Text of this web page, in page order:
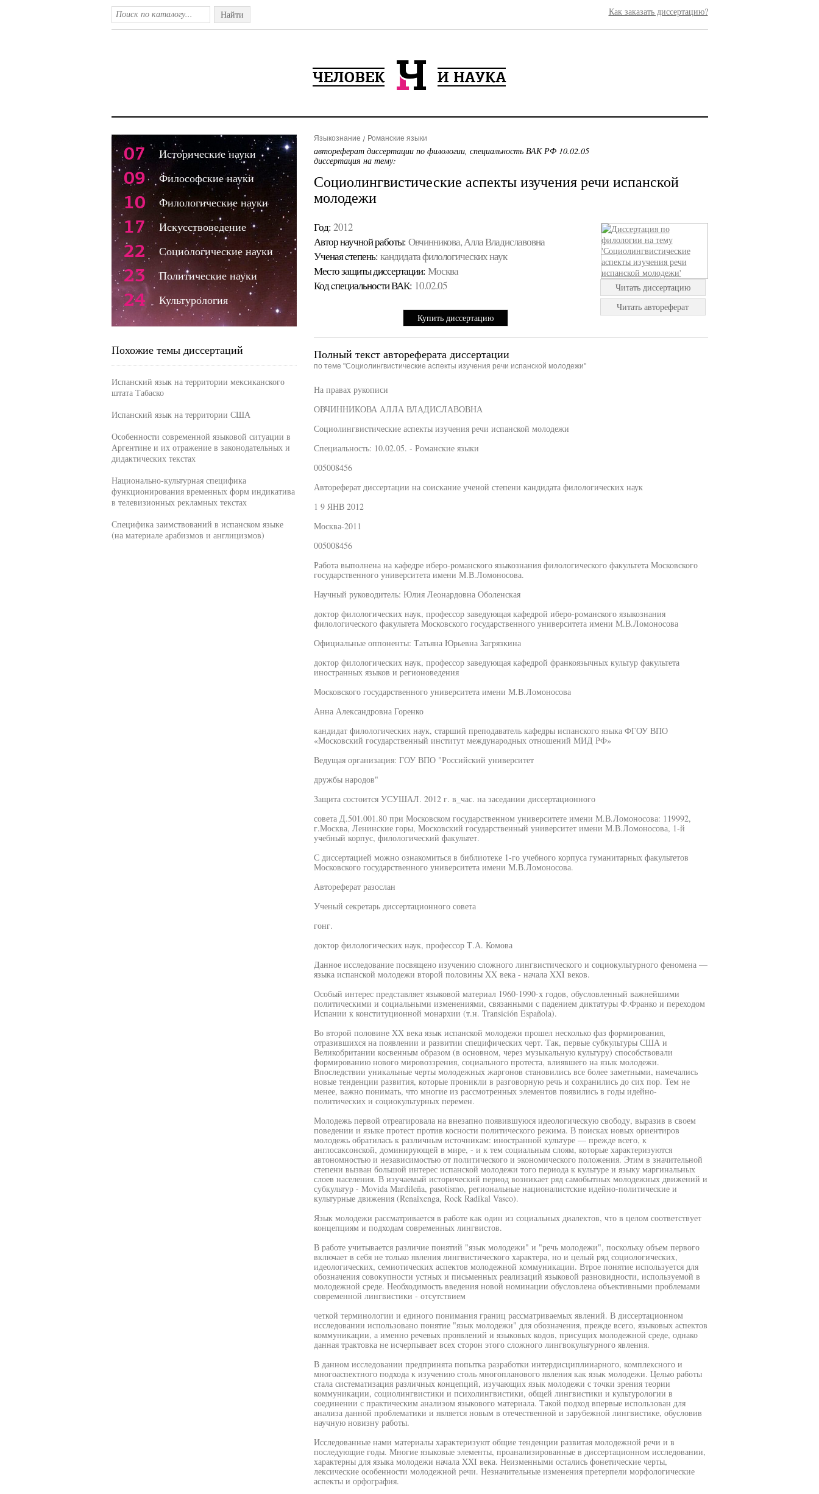
Найти Как заказать диссертацию?
Языкознание Романские языки
автореферат диссертации по филологии, специальность ВАК РФ 10.02.05
диссертация на тему:
Социолингвистические аспекты изучения речи испанской
молодежи
Год: 2012
Автор научной работы: Овчинникова, Алла Владиславовна
Ученая cтепень: кандидата филологических наук
Место защиты диссертации: Москва
Код cпециальности ВАК: 10.02.05
Купить диссертацию
Читать диссертацию
Читать автореферат
Полный текст автореферата диссертации
по теме "Социолингвистические аспекты изучения речи испанской молодежи"
На правах рукописи
ОВЧИННИКОВА АЛЛА ВЛАДИСЛАВОВНА
Социолингвистические аспекты изучения речи испанской молодежи
Специальность: 10.02.05. - Романские языки
005008456
Автореферат диссертации на соискание ученой степени кандидата филологических наук
1 9 ЯНВ 2012
Москва-2011
005008456
Работа выполнена на кафедре иберо-романского языкознания филологического факультета Московского
государственного университета имени М.В.Ломоносова.
Научный руководитель: Юлия Леонардовна Оболенская
доктор филологических наук, профессор заведующая кафедрой иберо-романского языкознания
филологического факультета Московского государственного университета имени М.В.Ломоносова
Официальные оппоненты: Татьяна Юрьевна Загрязкина
доктор филологических наук, профессор заведующая кафедрой франкоязычных культур факультета
иностранных языков и регионоведения
Московского государственного университета имени М.В.Ломоносова
Анна Александровна Горенко
кандидат филологических наук, старший преподаватель кафедры испанского языка ФГОУ ВПО
«Московский государственный институт международных отношений МИД РФ»
Ведущая организация: ГОУ ВПО "Российский университет
дружбы народов"
Защита состоится УСУШАЛ. 2012 г. в_час. на заседании диссертационного
совета Д.501.001.80 при Московском государственном университете имени М.В.Ломоносова: 119992,
г.Москва, Ленинские горы, Московский государственный университет имени М.В.Ломоносова, 1-й
учебный корпус, филологический факультет.
С диссертацией можно ознакомиться в библиотеке 1-го учебного корпуса гуманитарных факультетов
Московского государственного университета имени М.В.Ломоносова.
Автореферат разослан
Ученый секретарь диссертационного совета
гонг.
доктор филологических наук, профессор Т.А. Комова
Данное исследование посвящено изучению сложного лингвистического и социокультурного феномена —
языка испанской молодежи второй половины XX века - начала XXI веков.
Особый интерес представляет языковой материал 1960-1990-х годов, обусловленный важнейшими
политическими и социальными изменениями, связанными с падением диктатуры Ф.Франко и переходом
Испании к конституционной монархии (т.н. Transición Española).
Во второй половине XX века язык испанской молодежи прошел несколько фаз формирования,
отразившихся на появлении и развитии специфических черт. Так, первые субкультуры США и
Великобритании косвенным образом (в основном, через музыкальную культуру) способствовали
формированию нового мировоззрения, социального протеста, влиявшего на язык молодежи.
Впоследствии уникальные черты молодежных жаргонов становились все более заметными, намечались
новые тенденции развития, которые проникли в разговорную речь и сохранились до сих пор. Тем не
менее, важно понимать, что многие из рассмотренных элементов появились в годы идейно-
политических и социокультурных перемен.
Молодежь первой отреагировала на внезапно появившуюся идеологическую свободу, выразив в своем
поведении и языке протест против косности политического режима. В поисках новых ориентиров
молодежь обратилась к различным источникам: иностранной культуре — прежде всего, к
англосаксонской, доминирующей в мире, - и к тем социальным слоям, которые характеризуются
автономностью и независимостью от политического и экономического положения. Этим в значительной
степени вызван большой интерес испанской молодежи того периода к культуре и языку маргинальных
слоев населения. В изучаемый исторический период возникает ряд самобытных молодежных движений и
субкультур - Movida Mardileña, pasotismo, региональные националистские идейно-политические и
культурные движения (Renaixenga, Rock Radikal Vasco).
Язык молодежи рассматривается в работе как один из социальных диалектов, что в целом соответствует
концепциям и подходам современных лингвистов.
В работе учитывается различие понятий "язык молодежи" и "речь молодежи", поскольку объем первого
включает в себя не только явления лингвистического характера, но и целый ряд социологических,
идеологических, семиотических аспектов молодежной коммуникации. Втрое понятие используется для
обозначения совокупности устных и письменных реализаций языковой разновидности, используемой в
молодежной среде. Необходимость введения новой номинации обусловлена объективными проблемами
современной лингвистики - отсутствием
четкой терминологии и единого понимания границ рассматриваемых явлений. В диссертационном
исследовании использовано понятие "язык молодежи" для обозначения, прежде всего, языковых аспектов
коммуникации, а именно речевых проявлений и языковых кодов, присущих молодежной среде, однако
данная трактовка не исчерпывает всех сторон этого сложного лингвокультурного явления.
В данном исследовании предпринята попытка разработки интердисциплииарного, комплексного и
многоаспектного подхода к изучению столь многопланового явления как язык молодежи. Целью работы
стала систематизация различных концепций, изучающих язык молодежи с точки зрения теории
коммуникации, социолингвистики и психолингвистики, общей лингвистики и культурологии в
соединении с практическим анализом языкового материала. Такой подход впервые использован для
анализа данной проблематики и является новым в отечественной и зарубежной лингвистике, обусловив
научную новизну работы.
Исследованные нами материалы характеризуют общие тенденции развитая молодежной речи и в
последующие годы. Многие языковые элементы, проанализированные в диссертационном исследовании,
характерны для языка молодежи начала XXI века. Неизменными остались фонетические черты,
лексические особенности молодежной речи. Незначительные изменения претерпели морфологические
аспекты и орфография.
07 Исторические науки
09 Философские науки
10 Филологические науки
17 Искусствоведение
22 Социологические науки
23 Политические науки
24 Культурология
Похожие темы диссертаций
Испанский язык на территории мексиканского
штата Табаско
Испанский язык на территории США
Особенности современной языковой ситуации в
Аргентине и их отражение в законодательных и
дидактических текстах
Национально-культурная специфика
функционирования временных форм индикатива
в телевизионных рекламных текстах
Специфика заимствований в испанском языке
(на материале арабизмов и англицизмов)